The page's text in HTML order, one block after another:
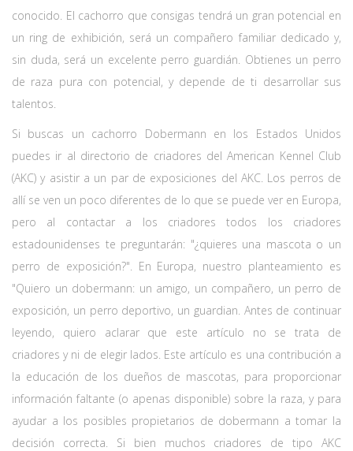
conocido. El cachorro que consigas tendrá un gran potencial en
un ring de exhibición, será un compañero familiar dedicado y,
sin duda, será un excelente perro guardián. Obtienes un perro
de raza pura con potencial, y depende de ti desarrollar sus
talentos.
Si buscas un cachorro Dobermann en los Estados Unidos
puedes ir al directorio de criadores del American Kennel Club
(AKC) y asistir a un par de exposiciones del AKC. Los perros de
allí se ven un poco diferentes de lo que se puede ver en Europa,
pero al contactar a los criadores todos los criadores
estadounidenses te preguntarán: "¿quieres una mascota o un
perro de exposición?". En Europa, nuestro planteamiento es
"Quiero un dobermann: un amigo, un compañero, un perro de
exposición, un perro deportivo, un guardian. Antes de continuar
leyendo, quiero aclarar que este artículo no se trata de
criadores y ni de elegir lados. Este artículo es una contribución a
la educación de los dueños de mascotas, para proporcionar
información faltante (o apenas disponible) sobre la raza, y para
ayudar a los posibles propietarios de dobermann a tomar la
decisión correcta. Si bien muchos criadores de tipo AKC